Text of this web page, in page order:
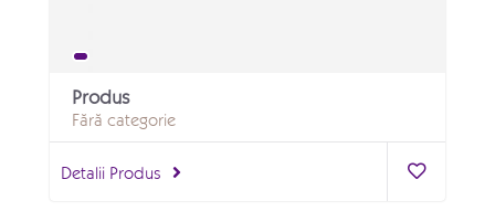
Produs
Fără categorie
Detalii Produs